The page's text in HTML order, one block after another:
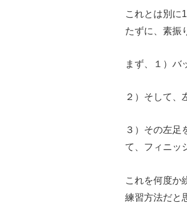
これとは別に
たずに、素振
まず、１）バ
２）そして、
３）その左足
て、フィニッ
これを何度か
練習方法だと